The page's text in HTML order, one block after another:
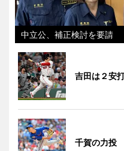
中立公、補正検討を要請
吉田は２安
千賀の力投